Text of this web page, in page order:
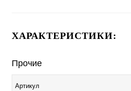
ХАРАКТЕРИСТИКИ:
Прочие
Артикул